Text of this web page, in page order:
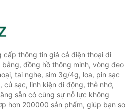
cấp thông tin giá cả điện thoại di
đồng hồ thông minh, vòng đeo
tai nghe, sim 3g/4g, loa, pin sạc
sạc, linh kiện di động, thẻ nhớ,
sẵn có cùng sự nỗ lực không
hơn 200000 sản phẩm, giúp bạn so